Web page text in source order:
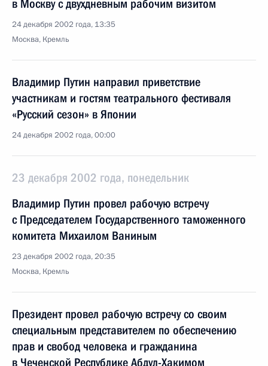
в Москву с двухдневным рабочим визитом
24 декабря 2002 года, 13:35
Москва, Кремль
Владимир Путин направил приветствие
участникам и гостям театрального фестиваля
«Русский сезон» в Японии
24 декабря 2002 года, 00:00
23 декабря 2002 года, понедельник
Владимир Путин провел рабочую встречу
с Председателем Государственного таможенного
комитета Михаилом Ваниным
23 декабря 2002 года, 20:35
Москва, Кремль
Президент провел рабочую встречу со своим
специальным представителем по обеспечению
прав и свобод человека и гражданина
в Чеченской Республике Абдул-Хакимом